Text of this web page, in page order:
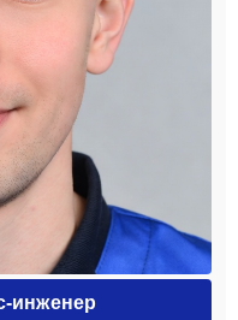
инженер